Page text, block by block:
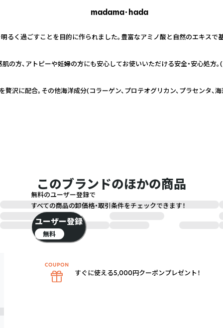
madama･hada
るく過ごすことを目的に作られました。豊富なアミノ酸と自然のエキスで
の方、アトピーや妊婦の方にも安心してお使いいただける安全・安心処方。
沢に配合。その他海洋成分(コラーゲン、プロテオグリカン、プラセンタ、
このブランドのほかの商品
無料のユーザー登録で
すべての商品の卸価格・取引条件をチェックできます！
ユーザー登録
無料
すぐに使える5,000円クーポンプレゼント！